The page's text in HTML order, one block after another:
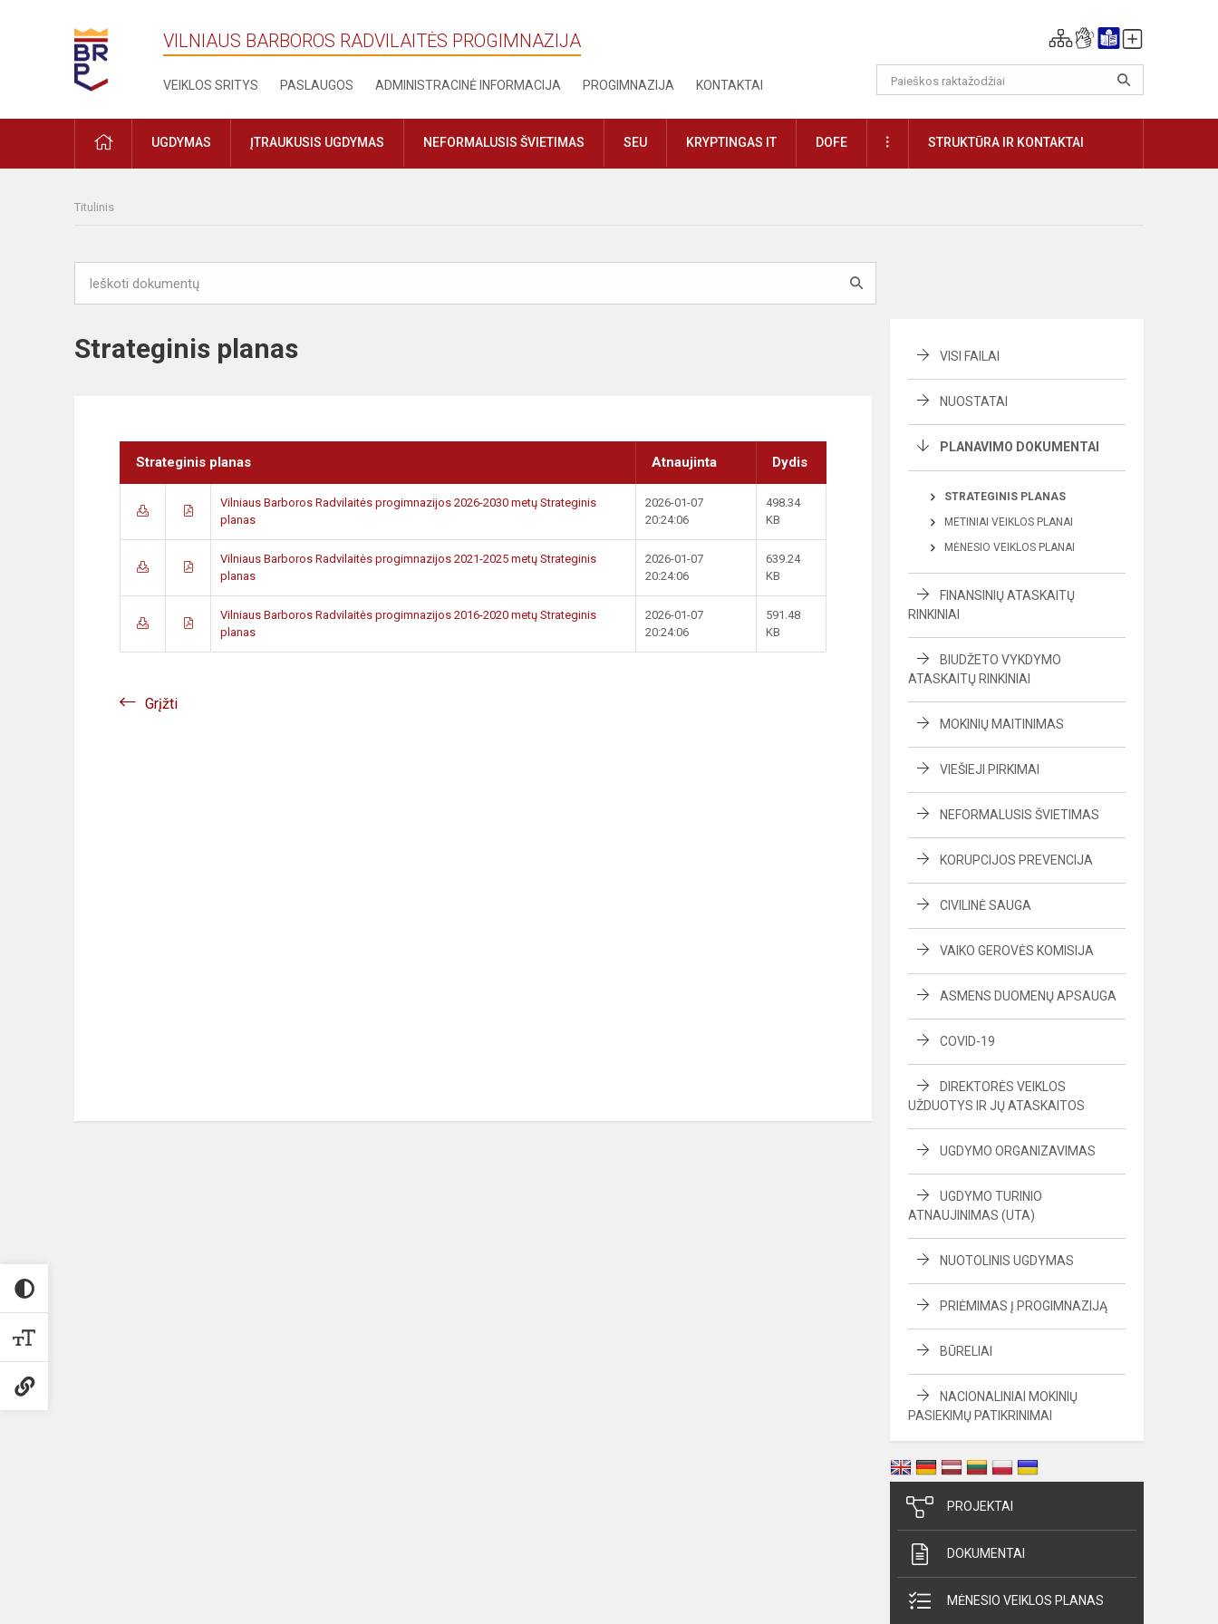
VILNIAUS BARBOROS RADVILAITĖS PROGIMNAZIJA
VEIKLOS SRITYS PASLAUGOS ADMINISTRACINĖ INFORMACIJA PROGIMNAZIJA KONTAKTAI
PRADŽIAUGDYMAS ĮTRAUKUSIS UGDYMAS NEFORMALUSIS ŠVIETIMAS SEU KRYPTINGAS IT DOFE DAUGIAUSTRUKTŪRA IR KONTAKTAI
Titulinis
Strateginis planas
Strateginis planas Atnaujinta Dydis
Vilniaus Barboros Radvilaitės progimnazijos 2026-2030 metų Strateginis
planas
2026-01-07
20:24:06
498.34
KB
Vilniaus Barboros Radvilaitės progimnazijos 2021-2025 metų Strateginis
planas
2026-01-07
20:24:06
639.24
KB
Vilniaus Barboros Radvilaitės progimnazijos 2016-2020 metų Strateginis
planas
2026-01-07
20:24:06
591.48
KB
Grįžti
VISI FAILAI
NUOSTATAI
PLANAVIMO DOKUMENTAI
STRATEGINIS PLANAS
METINIAI VEIKLOS PLANAI
MĖNESIO VEIKLOS PLANAI
FINANSINIŲ ATASKAITŲ
RINKINIAI
BIUDŽETO VYKDYMO
ATASKAITŲ RINKINIAI
MOKINIŲ MAITINIMAS
VIEŠIEJI PIRKIMAI
NEFORMALUSIS ŠVIETIMAS
KORUPCIJOS PREVENCIJA
CIVILINĖ SAUGA
VAIKO GEROVĖS KOMISIJA
ASMENS DUOMENŲ APSAUGA
COVID-19
DIREKTORĖS VEIKLOS
UŽDUOTYS IR JŲ ATASKAITOS
UGDYMO ORGANIZAVIMAS
UGDYMO TURINIO
ATNAUJINIMAS (UTA)
NUOTOLINIS UGDYMAS
PRIĖMIMAS Į PROGIMNAZIJĄ
BŪRELIAI
NACIONALINIAI MOKINIŲ
PASIEKIMŲ PATIKRINIMAI
PROJEKTAI
DOKUMENTAI
MĖNESIO VEIKLOS PLANAS